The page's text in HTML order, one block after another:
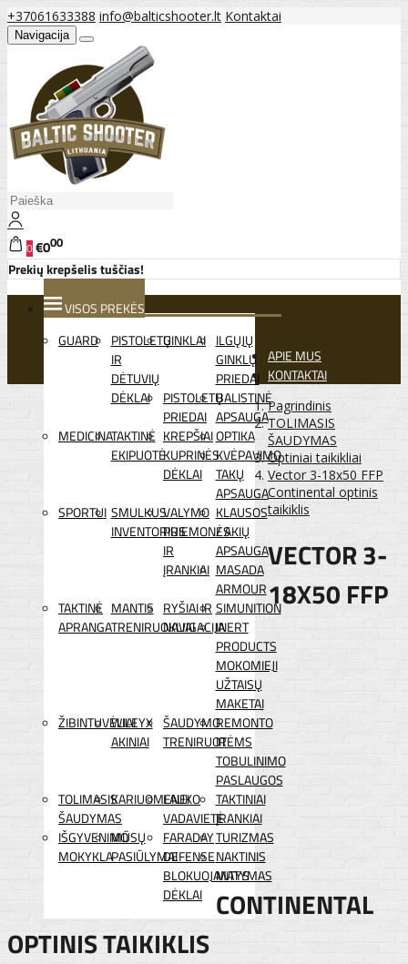
+37061633388 info@balticshooter.lt Kontaktai
Navigacija
0€000
Prekių krepšelis tuščias!
VISOS PREKĖS
GUARD
PISTOLETŲ
IR
DĖTUVIŲ
DĖKLAI
GINKLAI ILGŲJŲ
GINKLŲ
PRIEDAI
PISTOLETŲ
PRIEDAI
BALISTINĖ
APSAUGA
MEDICINATAKTINĖ
EKIPUOTĖ
KREPŠIAI
KUPRINĖS
DĖKLAI
OPTIKA
KVĖPAVIMO
TAKŲ
APSAUGA
SPORTUI SMULKUS
INVENTORIUS
VALYMO
PRIEMONĖS
IR
ĮRANKIAI
KLAUSOS
/ AKIŲ
APSAUGA
MASADA
ARMOUR
TAKTINĖ
APRANGA
MANTIS
TRENIRUOKLIAI
RYŠIAI IR
NAVIGACIJA
SIMUNITION
INERT
PRODUCTS
MOKOMIEJI
UŽTAISŲ
MAKETAI
ŽIBINTUVĖLIAI
WILEYX
AKINIAI
ŠAUDYMO
TRENIRUOTĖMS
REMONTO
IR
TOBULINIMO
PASLAUGOS
TOLIMASIS
ŠAUDYMAS
KARIUOMENEI
LAUKO
VADAVIETĖ
TAKTINIAI
ĮRANKIAI
IŠGYVENIMO
MOKYKLA
MŪSŲ
PASIŪLYMAI
FARADAY
DEFENSE
BLOKUOJANTYS
DĖKLAI
TURIZMAS
NAKTINIS
MATYMAS
APIE MUS
KONTAKTAI
Pagrindinis
TOLIMASIS
ŠAUDYMAS
Optiniai taikikliai
Vector 3-18x50 FFP
Continental optinis
taikiklis
VECTOR 3-
18X50 FFP
CONTINENTAL
OPTINIS TAIKIKLIS